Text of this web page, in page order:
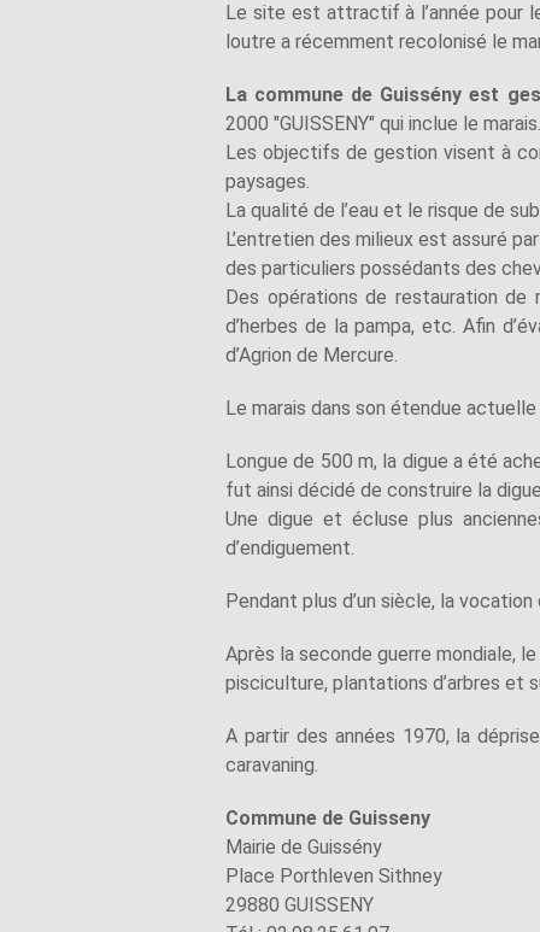
Le site est attractif à l’année pour
loutre a récemment recolonisé le
La commune de Guissény est
2000 "GUISSENY" qui inclue le marais.
Les objectifs de gestion visent à
paysages.
La qualité de l’eau et le risque de
L’entretien des milieux est assuré
des particuliers possédants des
Des opérations de restauration de
d’herbes de la pampa, etc. Afin
d’Agrion de Mercure.
Le marais dans son étendue
Longue de 500 m, la digue a été
fut ainsi décidé de construire la
Une digue et écluse plus
d’endiguement.
Pendant plus d’un siècle, la
Après la seconde guerre mondiale,
pisciculture, plantations d’arbres et
A partir des années 1970, la
caravaning.
Commune de Guisseny
Mairie de Guissény
Place Porthleven Sithney
29880 GUISSENY